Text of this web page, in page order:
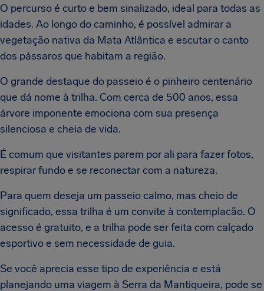
O percurso é curto e bem sinalizado, ideal para todas as
idades. Ao longo do caminho, é possível admirar a
vegetação nativa da Mata Atlântica e escutar o canto
dos pássaros que habitam a região.
O grande destaque do passeio é o pinheiro centenário
que dá nome à trilha. Com cerca de 500 anos, essa
árvore imponente emociona com sua presença
silenciosa e cheia de vida.
É comum que visitantes parem por ali para fazer fotos,
respirar fundo e se reconectar com a natureza.
Para quem deseja um passeio calmo, mas cheio de
significado, essa trilha é um convite à contemplacão. O
acesso é gratuito, e a trilha pode ser feita com calçado
esportivo e sem necessidade de guia.
Se você aprecia esse tipo de experiência e está
planejando uma viagem à Serra da Mantiqueira, pode se